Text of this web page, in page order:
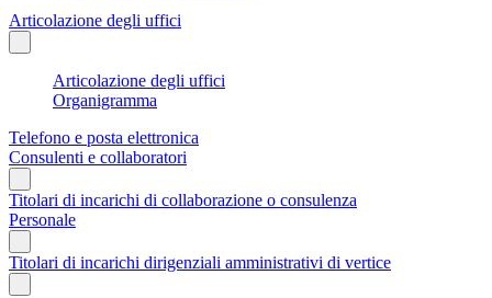
Articolazione degli uffici
Articolazione degli uffici
Organigramma
Telefono e posta elettronica
Consulenti e collaboratori
Titolari di incarichi di collaborazione o consulenza
Personale
Titolari di incarichi dirigenziali amministrativi di vertice